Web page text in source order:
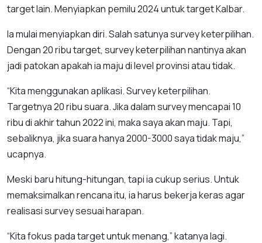
target lain. Menyiapkan pemilu 2024 untuk target Kalbar.
Ia mulai menyiapkan diri. Salah satunya survey keterpilihan.
Dengan 20 ribu target, survey keterpilihan nantinya akan
jadi patokan apakah ia maju di level provinsi atau tidak.
“Kita menggunakan aplikasi. Survey keterpilihan.
Targetnya 20 ribu suara. Jika dalam survey mencapai 10
ribu di akhir tahun 2022 ini, maka saya akan maju. Tapi,
sebaliknya, jika suara hanya 2000-3000 saya tidak maju,”
ucapnya.
Meski baru hitung-hitungan, tapi ia cukup serius. Untuk
memaksimalkan rencana itu, ia harus bekerja keras agar
realisasi survey sesuai harapan.
“Kita fokus pada target untuk menang,” katanya lagi.